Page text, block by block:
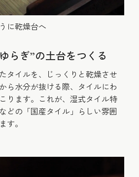
に乾燥台へ
ぎ”の土台をつくる
タイルを、じっくりと乾燥させ
ら水分が抜ける際、タイルにわ
ります。これが、湿式タイル特
どの「国産タイル」らしい雰囲
す。